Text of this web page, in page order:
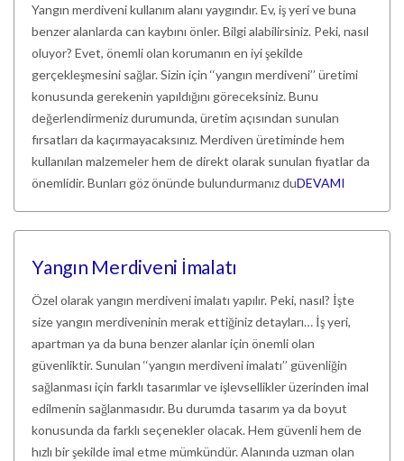
Yangın merdiveni kullanım alanı yaygındır. Ev, iş yeri ve buna
benzer alanlarda can kaybını önler. Bilgi alabilirsiniz. Peki, nasıl
oluyor? Evet, önemli olan korumanın en iyi şekilde
gerçekleşmesini sağlar. Sizin için ‘‘yangın merdiveni’’ üretimi
konusunda gerekenin yapıldığını göreceksiniz. Bunu
değerlendirmeniz durumunda, üretim açısından sunulan
fırsatları da kaçırmayacaksınız. Merdiven üretiminde hem
kullanılan malzemeler hem de direkt olarak sunulan fiyatlar da
önemlidir. Bunları göz önünde bulundurmanız duDEVAMI
Yangın Merdiveni İmalatı
Özel olarak yangın merdiveni imalatı yapılır. Peki, nasıl? İşte
size yangın merdiveninin merak ettiğiniz detayları… İş yeri,
apartman ya da buna benzer alanlar için önemli olan
güvenliktir. Sunulan ‘‘yangın merdiveni imalatı’’ güvenliğin
sağlanması için farklı tasarımlar ve işlevsellikler üzerinden imal
edilmenin sağlanmasıdır. Bu durumda tasarım ya da boyut
konusunda da farklı seçenekler olacak. Hem güvenli hem de
hızlı bir şekilde imal etme mümkündür. Alanında uzman olan